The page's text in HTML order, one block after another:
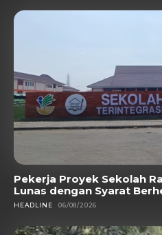
Pekerja Proyek Sekolah
Lunas dengan Syarat
HEADLINE 06/08/2026